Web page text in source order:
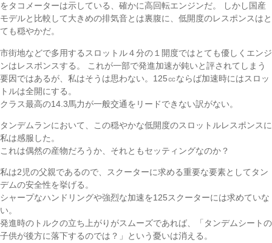
をタコメーターは示している、確かに高回転エンジンだ。 しかし国産
モデルと比較して大きめの排気音とは裏腹に、低開度のレスポンスはと
ても穏やかだ。
市街地などで多用するスロットル４分の１開度ではとても優しくエンジ
ンはレスポンスする。 これが一部で発進加速が鈍いと評されてしまう
要因ではあるが、私はそうは思わない。125㏄ならば加速時にはスロッ
トルは全開にする。
クラス最高の14.3馬力が一般交通をリードできない訳がない。
タンデムランにおいて、この穏やかな低開度のスロットルレスポンスに
私は感服した。
これは偶然の産物だろうか、それともセッティングなのか？
私は2児の父親であるので、スクーターに求める重要な要素としてタン
デムの安全性を挙げる。
シャープなハンドリングや強烈な加速を125スクーターには求めていな
い。
発進時のトルクの立ち上がりがスムーズであれば、「タンデムシートの
子供が後方に落下するのでは？」という憂いは消える。